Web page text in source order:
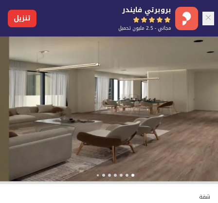
بروبرتي فايندر
مجاني - 2.5 مليون تحميل
تنزيل
شقة